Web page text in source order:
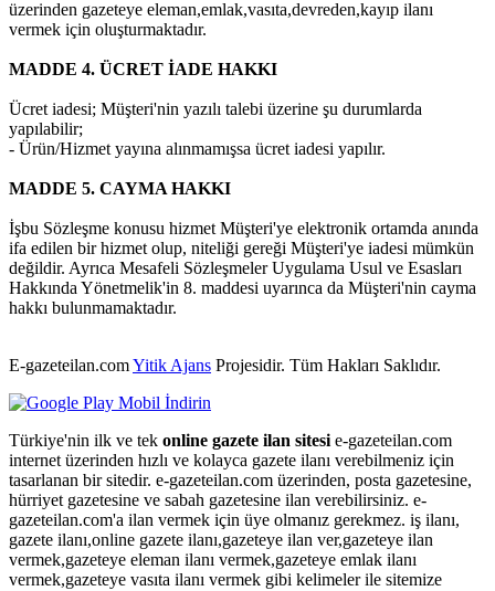
üzerinden gazeteye eleman,emlak,vasıta,devreden,kayıp ilanı
vermek için oluşturmaktadır.
MADDE 4. ÜCRET İADE HAKKI
Ücret iadesi; Müşteri'nin yazılı talebi üzerine şu durumlarda
yapılabilir;
- Ürün/Hizmet yayına alınmamışsa ücret iadesi yapılır.
MADDE 5. CAYMA HAKKI
İşbu Sözleşme konusu hizmet Müşteri'ye elektronik ortamda anında
ifa edilen bir hizmet olup, niteliği gereği Müşteri'ye iadesi mümkün
değildir. Ayrıca Mesafeli Sözleşmeler Uygulama Usul ve Esasları
Hakkında Yönetmelik'in 8. maddesi uyarınca da Müşteri'nin cayma
hakkı bulunmamaktadır.
E-gazeteilan.comYitik Ajans Projesidir. Tüm Hakları Saklıdır.
Türkiye'nin ilk ve tek online gazete ilan sitesi e-gazeteilan.com
internet üzerinden hızlı ve kolayca gazete ilanı verebilmeniz için
tasarlanan bir sitedir. e-gazeteilan.com üzerinden, posta gazetesine,
hürriyet gazetesine ve sabah gazetesine ilan verebilirsiniz. e-
gazeteilan.com'a ilan vermek için üye olmanız gerekmez. iş ilanı,
gazete ilanı,online gazete ilanı,gazeteye ilan ver,gazeteye ilan
vermek,gazeteye eleman ilanı vermek,gazeteye emlak ilanı
vermek,gazeteye vasıta ilanı vermek gibi kelimeler ile sitemize